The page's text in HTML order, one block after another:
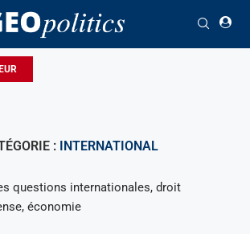
: INTERNATIONAL
questions internationales, droit
économie